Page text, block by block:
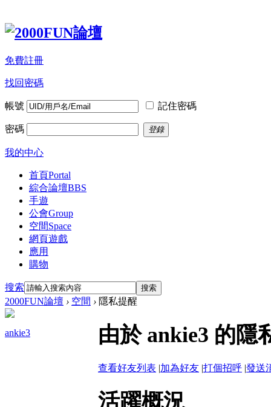
免費註冊
找回密碼
帳號 記住密碼
密碼 登錄
我的中心
首頁Portal
綜合論壇BBS
手遊
公會Group
空間Space
網頁遊戲
應用
購物
搜索 搜索
2000FUN論壇 › 空間 › 隱私提醒
ankie3 由於 ankie3 的隱
查看好友列表 |加為好友 |打個招呼 |發送
活躍概況